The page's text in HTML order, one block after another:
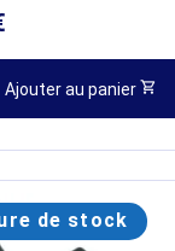
Ajouter au panier shopping_cart
de stock